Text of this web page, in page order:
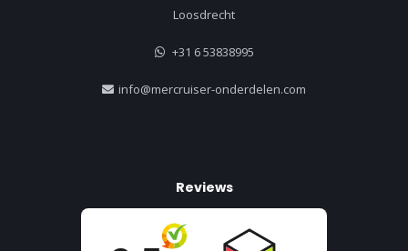
Loosdrecht
+31 6 53838995
info@mercruiser-onderdelen.com
Reviews